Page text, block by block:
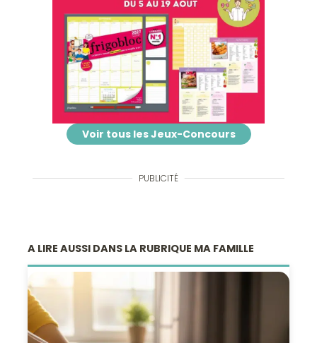
Voir tous les Jeux-Concours
PUBLICITÉ
A LIRE AUSSI DANS LA RUBRIQUE MA FAMILLE